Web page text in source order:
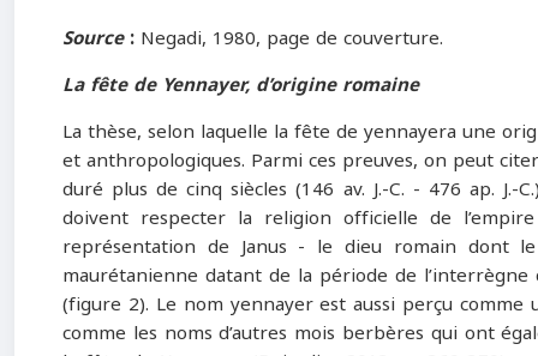
Source: Negadi, 1980, page de couverture.
La fête de Yennayer, d’origine romaine
La thèse, selon laquelle la fête de yennayera une
et anthropologiques. Parmi ces preuves, on peut
duré plus de cinq siècles (146 av. J.-C. - 476 ap.
doivent respecter la religion officielle de
représentation de Janus - le dieu romain dont
maurétanienne datant de la période de l’interrègne
(figure 2). Le nom yennayer est aussi perçu
comme les noms d’autres mois berbères qui ont